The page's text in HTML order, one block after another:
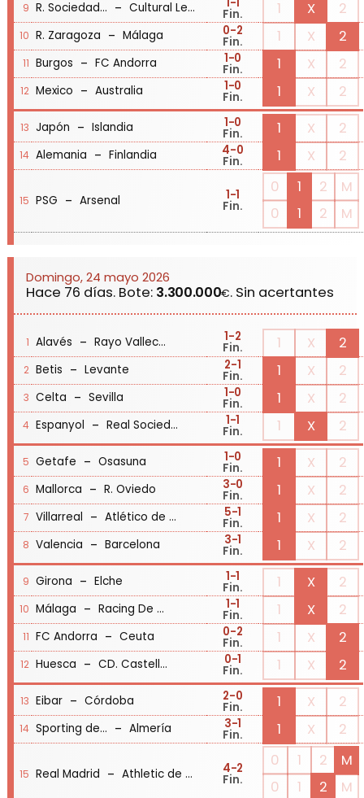
9 R. Sociedad B - Cultural Leonesa Fin. 1 X 2
10 R. Zaragoza - Málaga 0-2
Fin. 1 X 2
11 Burgos - FC Andorra 1-0
Fin. 1 X 2
12 Mexico - Australia 1-0
Fin. 1 X 2
13 Japón - Islandia 1-0
Fin. 1 X 2
14 Alemania - Finlandia 4-0
Fin. 1 X 2
15 PSG - Arsenal 1-1
Fin.
0 1 2
M
0
1 2 M
Domingo, 24 mayo 2026
Hace 76 días. Bote: 3.300.000€. Sin acertantes
1 Alavés - Rayo Vallecano 1-2
Fin. 1 X 2
2 Betis - Levante 2-1
Fin. 1 X 2
3 Celta - Sevilla 1-0
Fin. 1 X 2
4 Espanyol - Real Sociedad 1-1
Fin. 1 X 2
5 Getafe - Osasuna 1-0
Fin. 1 X 2
6 Mallorca - R. Oviedo 3-0
Fin. 1 X 2
7 Villarreal - Atlético de Madrid 5-1
Fin. 1 X 2
8 Valencia - Barcelona 3-1
Fin. 1 X 2
9 Girona - Elche 1-1
Fin. 1 X 2
10 Málaga - Racing De Santander 1-1
Fin. 1 X 2
11 FC Andorra - Ceuta 0-2
Fin. 1 X 2
12 Huesca - CD. Castellón 0-1
Fin. 1 X 2
13 Eibar - Córdoba 2-0
Fin. 1 X 2
14 Sporting de Gijón - Almería 3-1
Fin. 1 X 2
15 Real Madrid - Athletic de Bilbao 4-2
Fin.
0 1 2
M
0
1 2 M